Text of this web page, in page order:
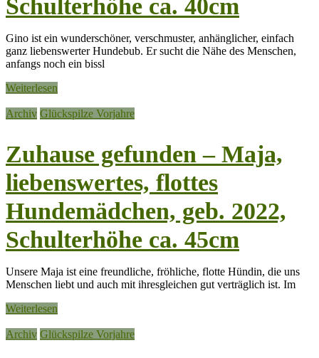
Schulterhöhe ca. 40cm
Gino ist ein wunderschöner, verschmuster, anhänglicher, einfach
ganz liebenswerter Hundebub. Er sucht die Nähe des Menschen,
anfangs noch ein bissl
Weiterlesen
Archiv Glückspilze Vorjahre
Zuhause gefunden – Maja,
liebenswertes, flottes
Hundemädchen, geb. 2022,
Schulterhöhe ca. 45cm
Unsere Maja ist eine freundliche, fröhliche, flotte Hündin, die uns
Menschen liebt und auch mit ihresgleichen gut verträglich ist. Im
Weiterlesen
Archiv Glückspilze Vorjahre